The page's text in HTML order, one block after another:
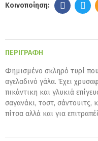
ΠΕΡΙΓΡΑΦΉ
Φημισμένο σκληρό τυρί
αγελαδινό γάλα. Έχει
πικάντικη και γλυκιά
σαγανάκι, τοστ, σάντουιτς,
πίτσα αλλά και για